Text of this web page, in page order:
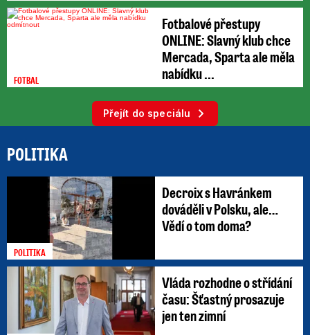
FOTBAL
Fotbalové přestupy
ONLINE: Slavný klub chce
Mercada, Sparta ale měla
nabídku ...
Přejít do speciálu
POLITIKA
POLITIKA
Decroix s Havránkem
dováděli v Polsku, ale…
Vědí o tom doma?
Vláda rozhodne o střídání
času: Šťastný prosazuje
jen ten zimní